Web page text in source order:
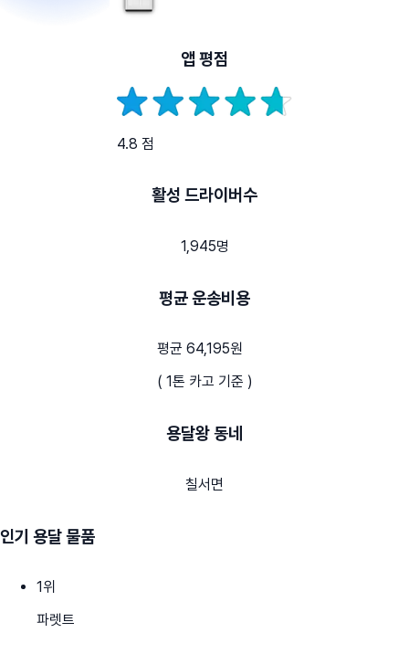
앱 평점
4.8 점
활성 드라이버수
1,945명
평균 운송비용
평균 64,195원
( 1톤 카고 기준 )
용달왕 동네
칠서면
인기 용달 물품
1위
파렛트